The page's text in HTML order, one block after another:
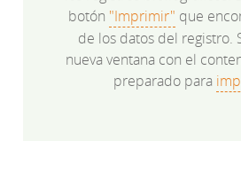
botón "Imprimir" que
de los datos del registro.
nueva ventana con el
preparado para